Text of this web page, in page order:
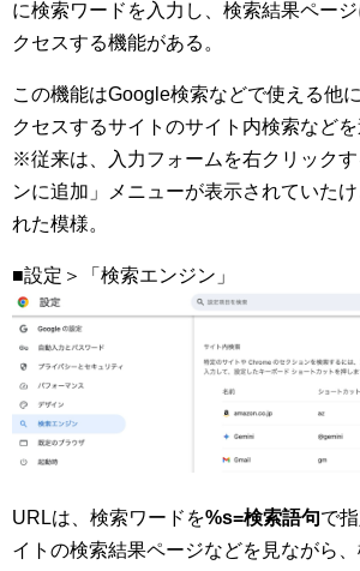
に検索ワードを入力し、検索結果ペー
クセスする機能がある。
この機能はGoogle検索などで使える他
クセスするサイトのサイト内検索などを
※従来は、入力フォームを右クリック
ンに追加」メニューが表示されていた
れた模様。
■設定＞「検索エンジン」
URLは、検索ワードを%s=検索語句で
イトの検索結果ページなどを見ながら